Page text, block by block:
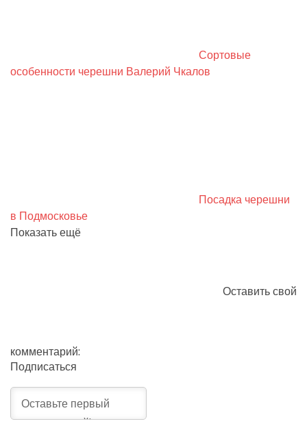
Сортовые
особенности черешни Валерий Чкалов
Посадка черешни
в Подмосковье
Показать ещё
Оставить свой
комментарий:
Подписаться